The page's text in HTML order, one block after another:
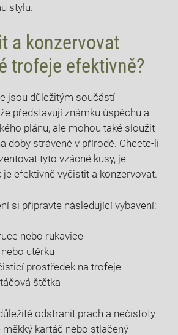
stylu.
a konzervovat
trofeje efektivně?
jsou důležitým součástí
představují známku úspěchu a
plánu, ale mohou také sloužit
doby strávené v přírodě. Chcete-li
tyto vzácné kusy, je
je efektivně vyčistit a konzervovat.
si připravte následující vybavení:
nebo rukavice
utěrku
prostředek na trofeje
štětka
odstranit prach a nečistoty
kartáč nebo stlačený